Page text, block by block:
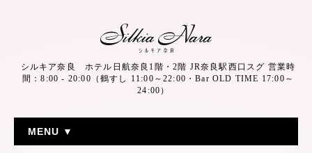
シルキア奈良 ホテル日航奈良1階・2階 JR奈良駅西口スグ 営業時
間：8:00 - 20:00（鶴すし 11:00～22:00・Bar OLD TIME 17:00～
24:00）
MENU ▼